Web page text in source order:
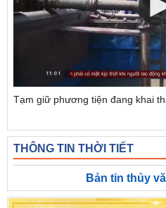
Tạm giữ phương tiện đang khai
THÔNG TIN THỜI TIẾT
Bản tin thủy